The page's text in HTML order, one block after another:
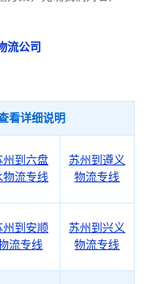
流公司
看详细说明
州到六盘
物流专线
苏州到遵义
物流专线
州到安顺
流专线
苏州到兴义
物流专线